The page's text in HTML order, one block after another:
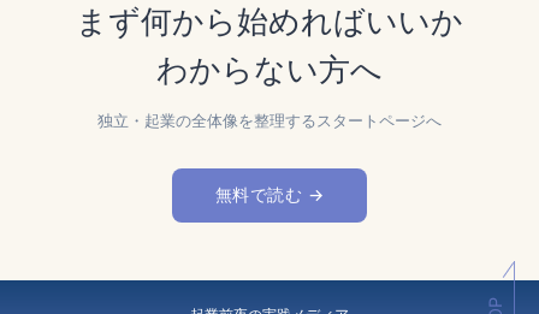
まず何から始めればいいか
わからない方へ
独立・起業の全体像を整理するスタートページへ
無料で読む →